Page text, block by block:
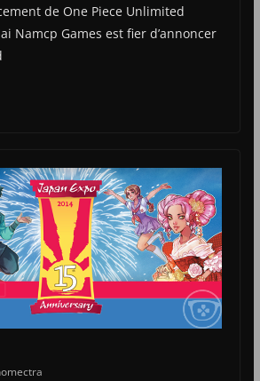
de One Piece Unlimited
Namcp Games est fier d’annoncer